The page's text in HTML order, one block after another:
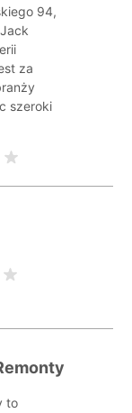
94,
za
szeroki
to